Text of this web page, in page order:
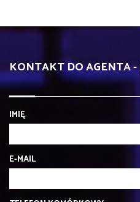
KONTAKT DO AGENTA
IMIĘ
E-MAIL